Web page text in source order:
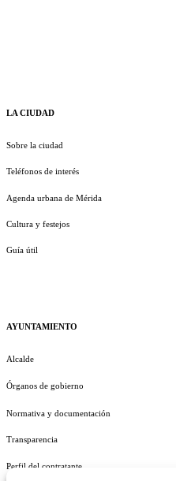
LA CIUDAD
Sobre la ciudad
Teléfonos de interés
Agenda urbana de Mérida
Cultura y festejos
Guía útil
AYUNTAMIENTO
Alcalde
Órganos de gobierno
Normativa y documentación
Transparencia
Perfil del contratante